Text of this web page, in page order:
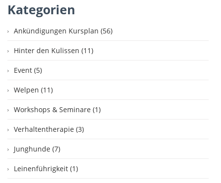
Kategorien
Ankündigungen Kursplan (56)
Hinter den Kulissen (11)
Event (5)
Welpen (11)
Workshops & Seminare (1)
Verhaltentherapie (3)
Junghunde (7)
Leinenführigkeit (1)